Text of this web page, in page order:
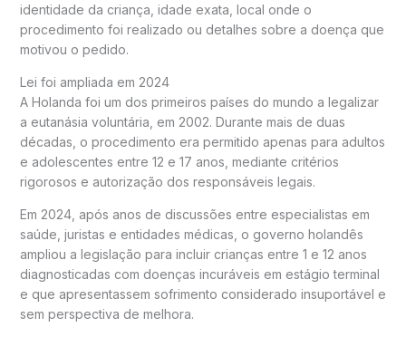
identidade da criança, idade exata, local onde o
procedimento foi realizado ou detalhes sobre a doença que
motivou o pedido.
Lei foi ampliada em 2024
A Holanda foi um dos primeiros países do mundo a legalizar
a eutanásia voluntária, em 2002. Durante mais de duas
décadas, o procedimento era permitido apenas para adultos
e adolescentes entre 12 e 17 anos, mediante critérios
rigorosos e autorização dos responsáveis legais.
Em 2024, após anos de discussões entre especialistas em
saúde, juristas e entidades médicas, o governo holandês
ampliou a legislação para incluir crianças entre 1 e 12 anos
diagnosticadas com doenças incuráveis em estágio terminal
e que apresentassem sofrimento considerado insuportável e
sem perspectiva de melhora.